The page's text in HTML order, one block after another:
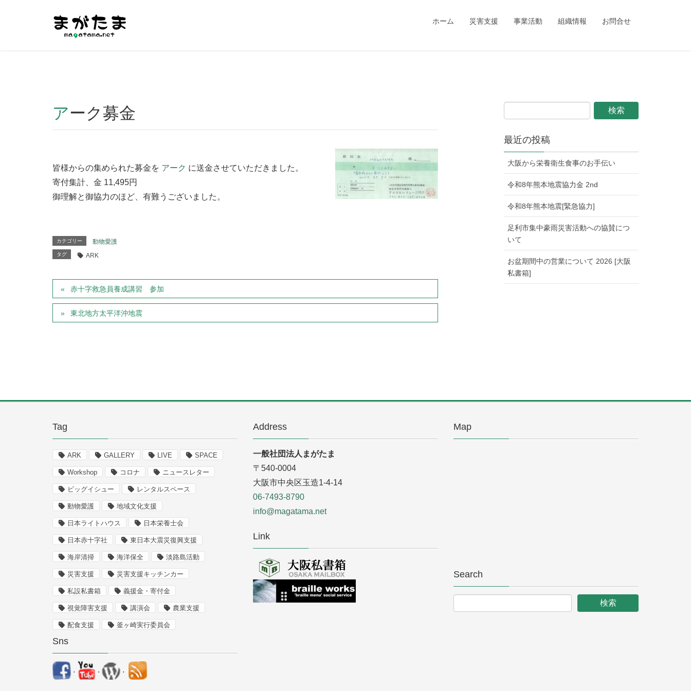
: Undefined array key "HTTP_REFERER" in /home/r2549115/public_html/magatama.net/wp-content/themes/lightning_child/single.php on line1
ホーム 災害支援 事業活動 組織情報 お問合せ
アーク募金
皆様からの集められた募金を アーク に送金させていただきました。
寄付集計、金 11,495円
御理解と御協力のほど、有難うございました。
カテゴリー 動物愛護
タグ ARK
赤十字救急員養成講習 参加
東北地方太平洋沖地震
最近の投稿
大阪から栄養衛生食事のお手伝い
令和8年熊本地震協力金 2nd
令和8年熊本地震[緊急協力]
足利市集中豪雨災害活動への協賛につ
いて
お盆期間中の営業について 2026 [大阪
私書箱]
Tag
ARK GALLERY LIVE SPACE
Workshop コロナ ニュースレター
ビッグイシュー レンタルスペース
動物愛護 地域文化支援
日本ライトハウス 日本栄養士会
日本赤十字社 東日本大震災復興支援
海岸清掃 海洋保全 淡路島活動
災害支援 災害支援キッチンカー
私設私書箱 義援金・寄付金
視覚障害支援 講演会 農業支援
配食支援 釜ヶ崎実行委員会
Sns
. . .
Address
一般社団法人まがたま
〒540-0004
大阪市中央区玉造1-4-14
06-7493-8790
info@magatama.net
Link
Map
Search